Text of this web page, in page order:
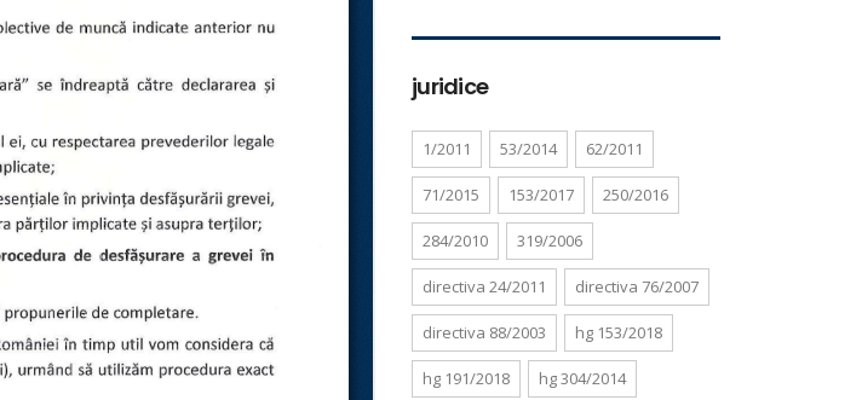
juridice
1/2011 53/2014 62/2011
71/2015 153/2017 250/2016
284/2010 319/2006
directiva 24/2011 directiva 76/2007
directiva 88/2003 hg 153/2018
hg 191/2018 hg 304/2014